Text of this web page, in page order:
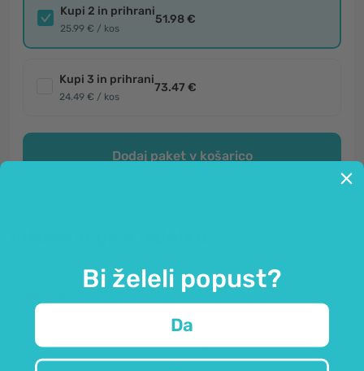
Kupi 2 in prihrani
25.99 € / kos
51.98 €
Kupi 3 in prihrani
24.49 € / kos
73.47 €
Dodaj paket v košarico
Olje bučnih semen
dopolnilo za moške.
Bi želeli popust?
Da